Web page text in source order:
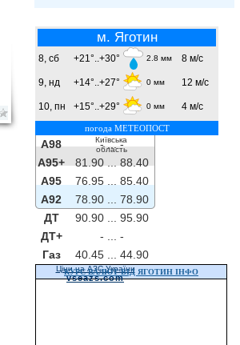
м. Яготин
8, сб +21°..+30° 2.8 мм 8 м/с
9, нд +14°..+27° 0 мм 12 м/с
10, пн +15°..+29° 0 мм 4 м/с
погода МЕТЕОПОСТ
Київська
область
A98 - ...-
A95+
81.90 ...
88.40
A95
76.95 ...
85.40
A92
78.90 ...
78.90
ДТ
90.90 ...
95.90
ДТ+
- ...
-
Газ
40.45 ... 44.90
Ціни на АЗС України
vseazs.com
КУРС ВАЛЮТ ВІД ЯГОТИН ІНФО